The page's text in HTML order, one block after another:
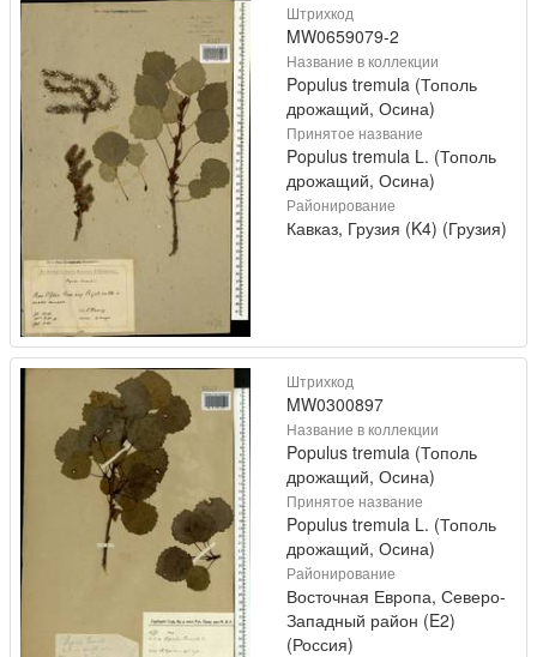
Штрихкод
MW0659079-2
Название в коллекции
Populus tremula (Тополь
дрожащий, Осина)
Принятое название
Populus tremula L. (Тополь
дрожащий, Осина)
Районирование
Кавказ, Грузия (K4) (Грузия)
Штрихкод
MW0300897
Название в коллекции
Populus tremula (Тополь
дрожащий, Осина)
Принятое название
Populus tremula L. (Тополь
дрожащий, Осина)
Районирование
Восточная Европа, Северо-
Западный район (E2)
(Россия)